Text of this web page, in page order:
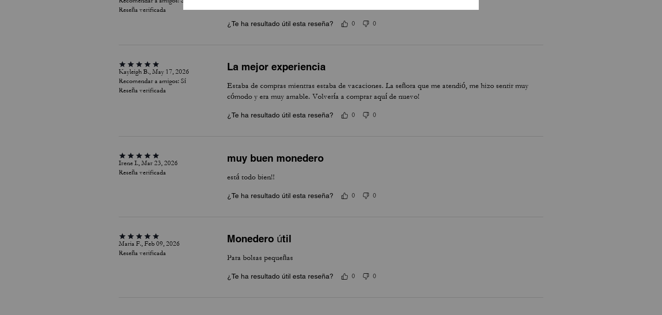
Reseña verificada
¿Te ha resultado útil esta reseña? 0 0
Kayleigh B., May 17, 2026
Recomendar a amigos: Sí
Reseña verificada
La mejor experiencia
Estaba de compras mientras estaba de vacaciones. La señora que me atendió, me hizo sentir muy
cómodo y era muy amable. Volvería a comprar aquí de nuevo!
¿Te ha resultado útil esta reseña? 0 0
Irene I., Mar 23, 2026
Reseña verificada
muy buen monedero
está todo bien!!
¿Te ha resultado útil esta reseña? 0 0
Maria F., Feb 09, 2026
Reseña verificada
Monedero útil
Para bolsas pequeñas
¿Te ha resultado útil esta reseña? 0 0